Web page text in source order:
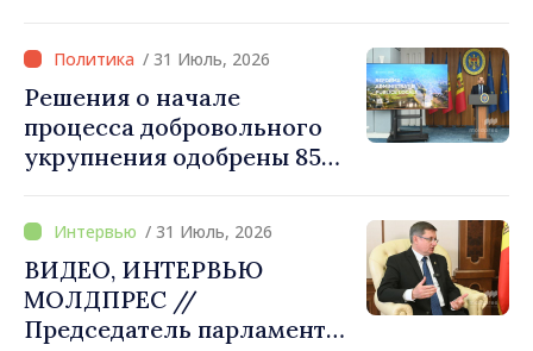
Корецким: «Наши
государства выстроили
отношения, основанные на
доверии и солидарности,
которые мы хотим
конкретные проекты»
/ 31 Июль, 2026
Решения о начале
процесса добровольного
укрупнения одобрены 85
страны. Алексей Бузу:
«Только через сильные
примэрии мы можем
обеспечить качественные
услуги и
/ 31 Июль, 2026
ВИДЕО, ИНТЕРВЬЮ
МОЛДПРЕС //
Председатель парламента